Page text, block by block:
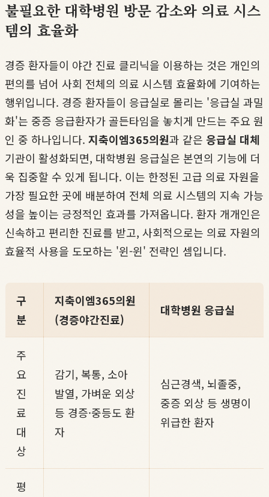
불필요한 대학병원 방문 감소와 의료 시스
템의 효율화
경증 환자들이 야간 진료 클리닉을 이용하는 것은 개인의
편의를 넘어 사회 전체의 의료 시스템 효율화에 기여하는
행위입니다. 경증 환자들이 응급실로 몰리는 '응급실 과밀
화'는 중증 응급환자가 골든타임을 놓치게 만드는 주요 원
인 중 하나입니다. 지축이엠365의원과 같은 응급실 대체
기관이 활성화되면, 대학병원 응급실은 본연의 기능에 더
욱 집중할 수 있게 됩니다. 이는 한정된 고급 의료 자원을
가장 필요한 곳에 배분하여 전체 의료 시스템의 지속 가능
성을 높이는 긍정적인 효과를 가져옵니다. 환자 개개인은
신속하고 편리한 진료를 받고, 사회적으로는 의료 자원의
효율적 사용을 도모하는 '윈-윈' 전략인 셈입니다.
구
분
지축이엠365의원
(경증야간진료)
대학병원 응급실
주
요
진
료
대
상
감기, 복통, 소아
발열, 가벼운 외상
등 경증·중등도 환
자
심근경색, 뇌졸중,
중증 외상 등 생명이
위급한 환자
평